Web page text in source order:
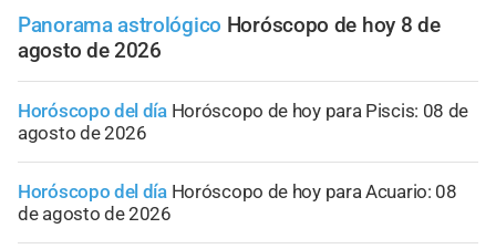
Panorama astrológico Horóscopo de hoy 8 de
agosto de 2026
Horóscopo del día Horóscopo de hoy para Piscis: 08 de
agosto de 2026
Horóscopo del día Horóscopo de hoy para Acuario: 08
de agosto de 2026